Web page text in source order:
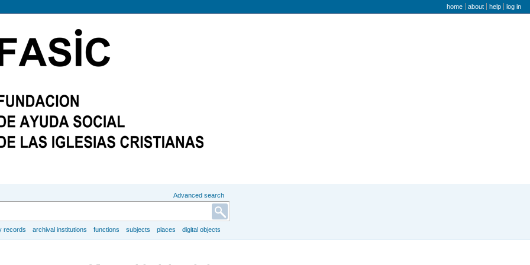
user menu
home about help log in
Advanced search
records archival institutions functions subjects places digital objects